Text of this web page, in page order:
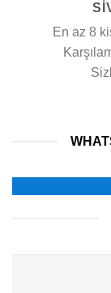
En az 8